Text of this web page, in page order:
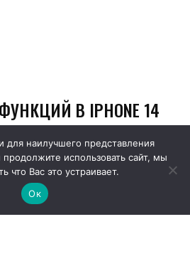
для наилучшего представления
использовать сайт, мы
что Вас это устраивает.
Ок